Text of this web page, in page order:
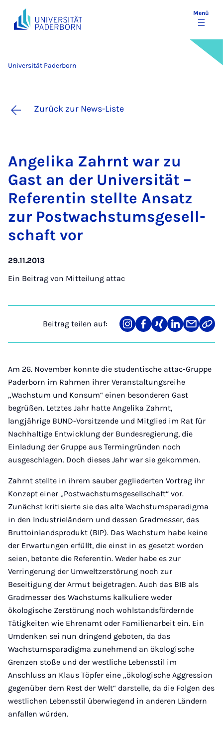
Menü
Universität Paderborn
Zurück zur News-Liste
An­ge­li­ka Zahrnt war zu
Gast an der Uni­ver­si­tät –
Re­fe­ren­tin stell­te An­satz
zur Post­wachs­tums­ge­sell­
schaft vor
29.11.2013
Ein Beitrag von Mitteilung attac
Beitrag teilen auf:
Teilen
auf
Teilen
auf
Teilen
auf
Teilen
auf
Teilen
über
Link
Am 26. November konnte die studentische attac-Gruppe
Paderborn im Rahmen ihrer Veranstaltungsreihe
„Wachstum und Konsum“ einen besonderen Gast
begrüßen. Letztes Jahr hatte Angelika Zahrnt,
langjährige BUND-Vorsitzende und Mitglied im Rat für
Nachhaltige Entwicklung der Bundesregierung, die
Einladung der Gruppe aus Termingründen noch
ausgeschlagen. Doch dieses Jahr war sie gekommen.
Zahrnt stellte in ihrem sauber gegliederten Vortrag ihr
Konzept einer „Postwachstumsgesellschaft“ vor.
Zunächst kritisierte sie das alte Wachstumsparadigma
in den Industrieländern und dessen Gradmesser, das
Bruttoinlandsprodukt (BIP). Das Wachstum habe keine
der Erwartungen erfüllt, die einst in es gesetzt worden
seien, betonte die Referentin. Weder habe es zur
Verringerung der Umweltzerstörung noch zur
Beseitigung der Armut beigetragen. Auch das BIB als
Gradmesser des Wachstums kalkuliere weder
ökologische Zerstörung noch wohlstandsfördernde
Tätigkeiten wie Ehrenamt oder Familienarbeit ein. Ein
Umdenken sei nun dringend geboten, da das
Wachstumsparadigma zunehmend an ökologische
Grenzen stoße und der westliche Lebensstil im
Anschluss an Klaus Töpfer eine „ökologische Aggression
gegenüber dem Rest der Welt“ darstelle, da die Folgen des
westlichen Lebensstil überwiegend in anderen Ländern
anfallen würden.